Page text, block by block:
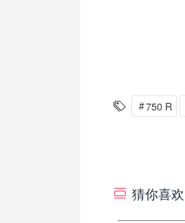
750 R
猜你喜欢